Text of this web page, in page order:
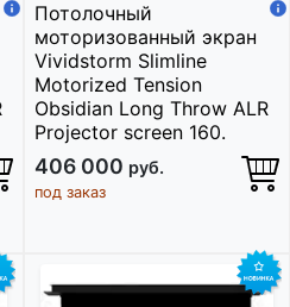
Потолочный
моторизованный экран
Vividstorm Slimline
Motorized Tension
Obsidian Long Throw ALR
Projector screen 160.
406 000 руб.
под заказ